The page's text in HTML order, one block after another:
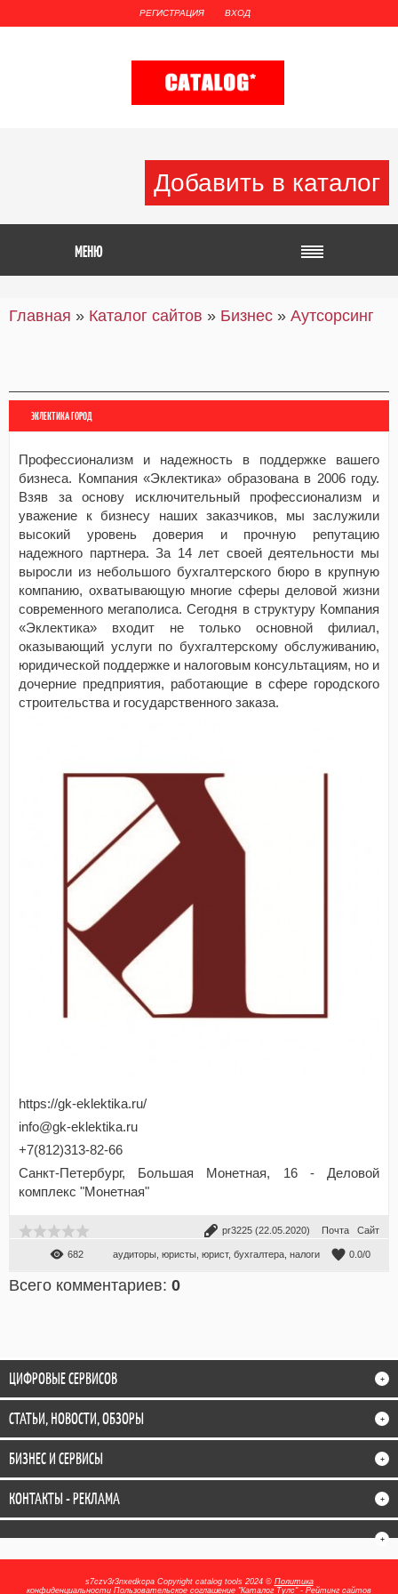
РЕГИСТРАЦИЯ ВХОД
Добавить в каталог
Главная » Каталог сайтов » Бизнес » Аутсорсинг
ЭКЛЕКТИКА ГОРОД
Профессионализм и надежность в поддержке вашего
бизнеса. Компания «Эклектика» образована в 2006 году.
Взяв за основу исключительный профессионализм и
уважение к бизнесу наших заказчиков, мы заслужили
высокий уровень доверия и прочную репутацию
надежного партнера. За 14 лет своей деятельности мы
выросли из небольшого бухгалтерского бюро в крупную
компанию, охватывающую многие сферы деловой жизни
современного мегаполиса. Сегодня в структуру Компания
«Эклектика» входит не только основной филиал,
оказывающий услуги по бухгалтерскому обслуживанию,
юридической поддержке и налоговым консультациям, но и
дочерние предприятия, работающие в сфере городского
строительства и государственного заказа.
https://gk-eklektika.ru/
info@gk-eklektika.ru
+7(812)313-82-66
Санкт-Петербург, Большая Монетная, 16 - Деловой
комплекс "Монетная"
pr3225 (22.05.2020) Почта Сайт
682 аудиторы юристы юрист, бухгалтера налоги 0.0/0
Всего комментариев: 0
ЦИФРОВЫЕ СЕРВИСОВ +
СТАТЬИ, НОВОСТИ, ОБЗОРЫ +
БИЗНЕС И СЕРВИСЫ +
КОНТАКТЫ - РЕКЛАМА +
+
s7czv3r3nxedkcpa Copyright catalog tools 2024 © Политика
конфиденциальности Пользовательское соглашение "Каталог Тулс" - Рейтинг сайтов